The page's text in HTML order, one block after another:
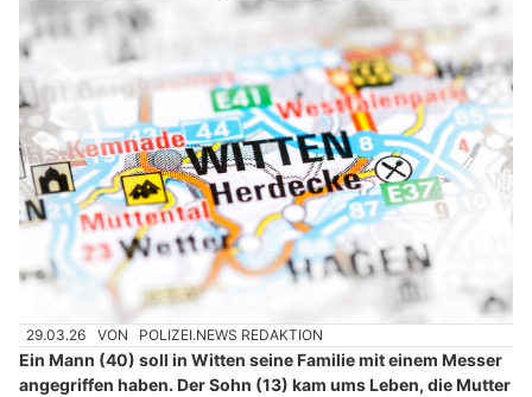
29.03.26 VON POLIZEI.NEWS REDAKTION
Ein Mann (40) soll in Witten seine Familie mit einem Messer
angegriffen haben. Der Sohn (13) kam ums Leben, die Mutter